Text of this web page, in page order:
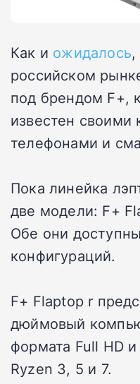
Как и ожидалось
российском
под брендом F+,
известен своими
телефонами и
Пока линейка
две модели: F+
Обе они
конфигураций.
F+ Flaptop r
дюймовый
формата Full HD
Ryzen 3, 5 и 7.